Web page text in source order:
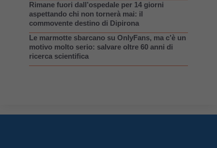
Rimane fuori dall’ospedale per 14 giorni
aspettando chi non tornerà mai: il
commovente destino di Dipirona
Le marmotte sbarcano su OnlyFans, ma c’è un
motivo molto serio: salvare oltre 60 anni di
ricerca scientifica